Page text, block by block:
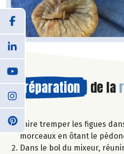
Préparation de la
Faire tremper les figues
morceaux en ôtant le
Dans le bol du mixeur,